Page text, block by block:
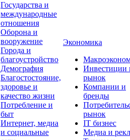
Государства и
международные
отношения
Оборона и
вооружение
Города и
благоустройство
Демография
Благостостояние,
здоровье и
качество жизни
Потребление и
быт
Интернет, медиа
и социальные
Экономика
Инвестиции
рынок
Компании и
бренды
рынок
IT бизнес
Медиа и